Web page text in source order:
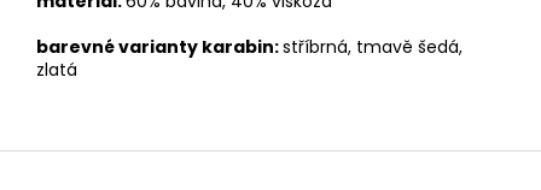
barevné varianty karabin:stříbrná, tmavě šedá,
zlatá
Z